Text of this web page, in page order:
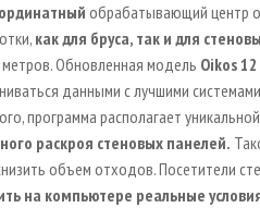
обрабатывающий центр
как для бруса, так и для
Обновленная модель Oikos12
данными с лучшими системами
программа располагает
раскроя стеновых панелей.
объем отходов. Посетители
на компьютере реальные